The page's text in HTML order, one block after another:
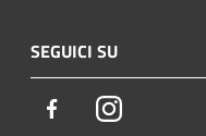
SEGUICI SU
FacebookInstagram